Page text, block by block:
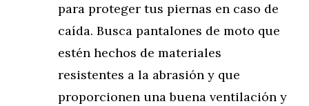
para proteger tus piernas en caso de
caída. Busca pantalones de moto que
estén hechos de materiales
resistentes a la abrasión y que
proporcionen una buena ventilación y